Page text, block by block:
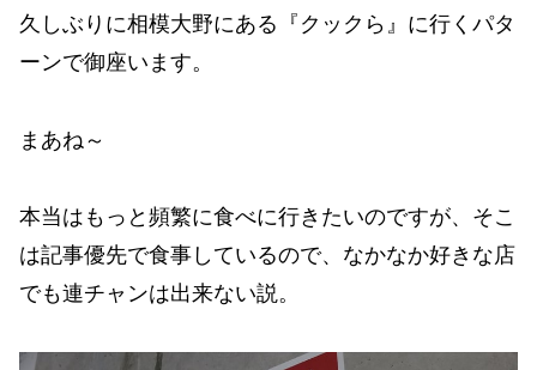
久しぶりに相模大野にある『クックら』に行くパタ
ーンで御座います。
まあね～
本当はもっと頻繁に食べに行きたいのですが、そこ
は記事優先で食事しているので、なかなか好きな店
でも連チャンは出来ない説。